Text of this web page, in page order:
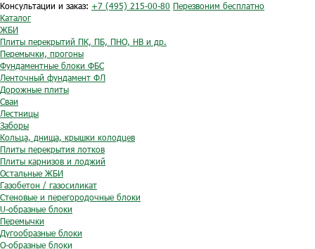
Консультации и заказ: +7 (495) 215-00-80 Перезвоним бесплатно
Каталог
ЖБИ
Плиты перекрытий ПК, ПБ, ПНО, НВ и др.
Перемычки, прогоны
Фундаментные блоки ФБС
Ленточный фундамент ФЛ
Дорожные плиты
Сваи
Лестницы
Заборы
Кольца, днища, крышки колодцев
Плиты перекрытия лотков
Плиты карнизов и лоджий
Остальные ЖБИ
Газобетон / газосиликат
Стеновые и перегородочные блоки
U-образные блоки
Перемычки
Дугообразные блоки
O-образные блоки